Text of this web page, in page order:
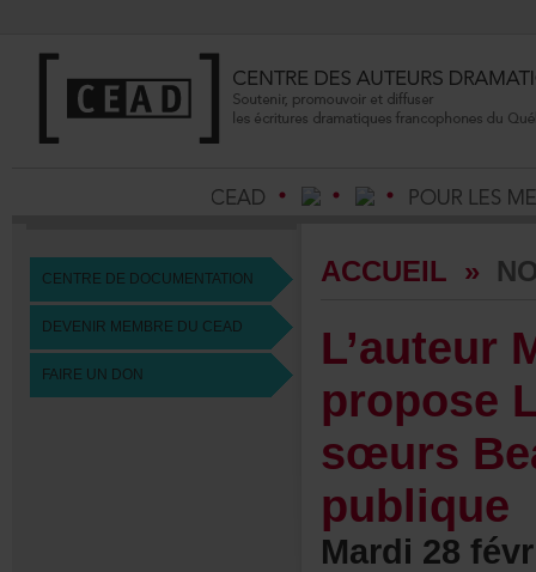
CENTREDEDOCUMENTATION
DEVENIRMEMBREDUCEAD
FAIREUNDON
ACCUEIL »
publique